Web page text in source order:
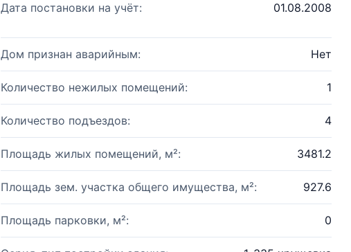
Дата постановки на учёт: 01.08.2008
Дом признан аварийным: Нет
Количество нежилых помещений: 1
Количество подъездов: 4
Площадь жилых помещений, м²: 3481.2
Площадь зем. участка общего имущества, м²: 927.6
Площадь парковки, м²: 0